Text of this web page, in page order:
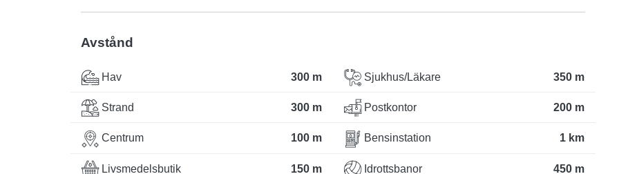
Avstånd
Hav 300 m
Strand 300 m
Centrum 100 m
Livsmedelsbutik 150 m
Sjukhus/Läkare 350 m
Postkontor 200 m
Bensinstation 1 km
Idrottsbanor 450 m